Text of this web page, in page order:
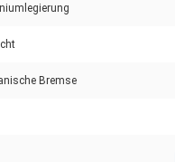
Bremse